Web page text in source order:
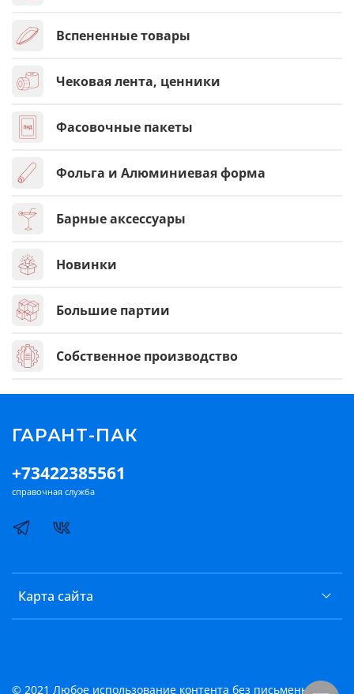
Вспененные товары
Чековая лента, ценники
Фасовочные пакеты
Фольга и Алюминиевая форма
Барные аксессуары
Новинки
Большие партии
Собственное производство
Карта сайта
+73422385561
справочная служба
ГАРАНТ-ПАК
© 2021 Любое использование контента без письменного